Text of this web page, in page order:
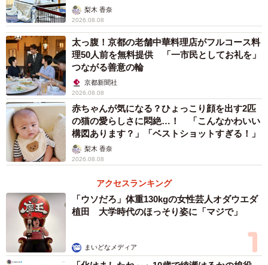
梨木 香奈
2026.08.08
太っ腹！京都の老舗中華料理店がフルコース料
理50人前を無料提供 「一市民としてお礼を」
つながる善意の輪
京都新聞社
2026.08.08
赤ちゃんが気になる？ひょっこり顔を出す2匹
の猫の愛らしさに悶絶…！ 「こんなかわいい
構図あります？」「ベストショットすぎる！」
梨木 香奈
2026.08.08
アクセスランキング
「ウソだろ」体重130kgの女性芸人オダウエダ
植田 大学時代のほっそり姿に「マジで」
まいどなメディア